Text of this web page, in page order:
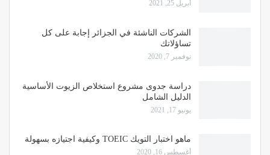
أبريل 25, 2021
الشركات الناشئة في الجزائر إجابة على كل
تساؤلاتك
نوفمبر 7, 2020
دراسة جدوى مشروع استخلاص الزيوت الأساسية
الدليل الشامل
يونيو 17, 2021
ماهو اختبار التويك TOEIC وكيفية اجتيازه بسهولة
أغسطس 16, 2020